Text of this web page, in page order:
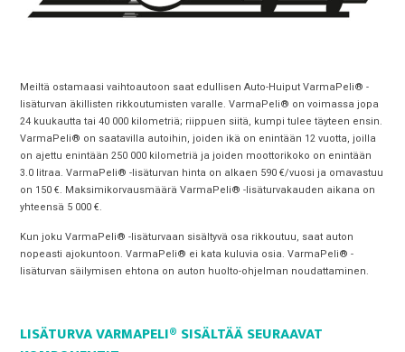
Meiltä ostamaasi vaihtoautoon saat edullisen Auto-Huiput VarmaPeli® -
lisäturvan äkillisten rikkoutumisten varalle. VarmaPeli® on voimassa jopa
24 kuukautta tai 40 000 kilometriä; riippuen siitä, kumpi tulee täyteen ensin.
VarmaPeli® on saatavilla autoihin, joiden ikä on enintään 12 vuotta, joilla
on ajettu enintään 250 000 kilometriä ja joiden moottorikoko on enintään
3.0 litraa. VarmaPeli® -lisäturvan hinta on alkaen 590 €/vuosi ja omavastuu
on 150 €. Maksimikorvausmäärä VarmaPeli® -lisäturvakauden aikana on
yhteensä 5 000 €.
Kun joku VarmaPeli® -lisäturvaan sisältyvä osa rikkoutuu, saat auton
nopeasti ajokuntoon. VarmaPeli® ei kata kuluvia osia. VarmaPeli® -
lisäturvan säilymisen ehtona on auton huolto-ohjelman noudattaminen.
LISÄTURVA VARMAPELI® SISÄLTÄÄ SEURAAVAT